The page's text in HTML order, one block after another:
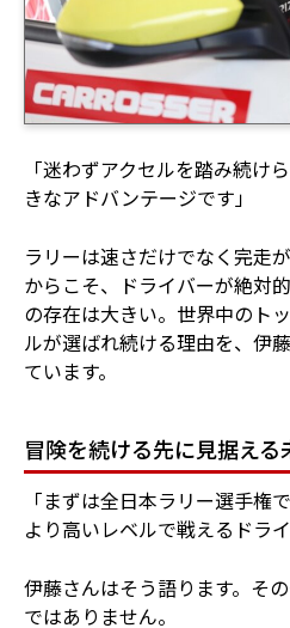
「迷わずアクセルを踏み続け
きなアドバンテージです」
ラリーは速さだけでなく完走
からこそ、ドライバーが絶対
の存在は大きい。世界中のト
ルが選ばれ続ける理由を、伊
ています。
冒険を続ける先に見据える
「まずは全日本ラリー選手権
より高いレベルで戦えるドラ
伊藤さんはそう語ります。そ
ではありません。